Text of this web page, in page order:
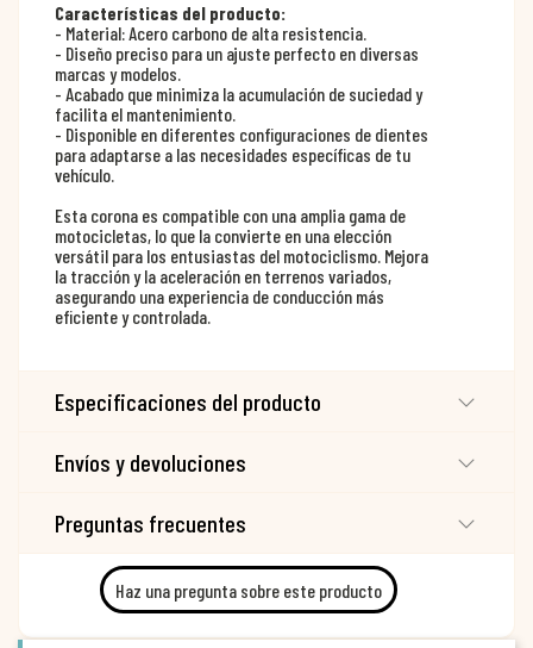
Características del producto:
- Material: Acero carbono de alta resistencia.
- Diseño preciso para un ajuste perfecto en diversas
marcas y modelos.
- Acabado que minimiza la acumulación de suciedad y
facilita el mantenimiento.
- Disponible en diferentes configuraciones de dientes
para adaptarse a las necesidades específicas de tu
vehículo.
Esta corona es compatible con una amplia gama de
motocicletas, lo que la convierte en una elección
versátil para los entusiastas del motociclismo. Mejora
la tracción y la aceleración en terrenos variados,
asegurando una experiencia de conducción más
eficiente y controlada.
Especificaciones del producto
Envíos y devoluciones
Preguntas frecuentes
Haz una pregunta sobre este producto